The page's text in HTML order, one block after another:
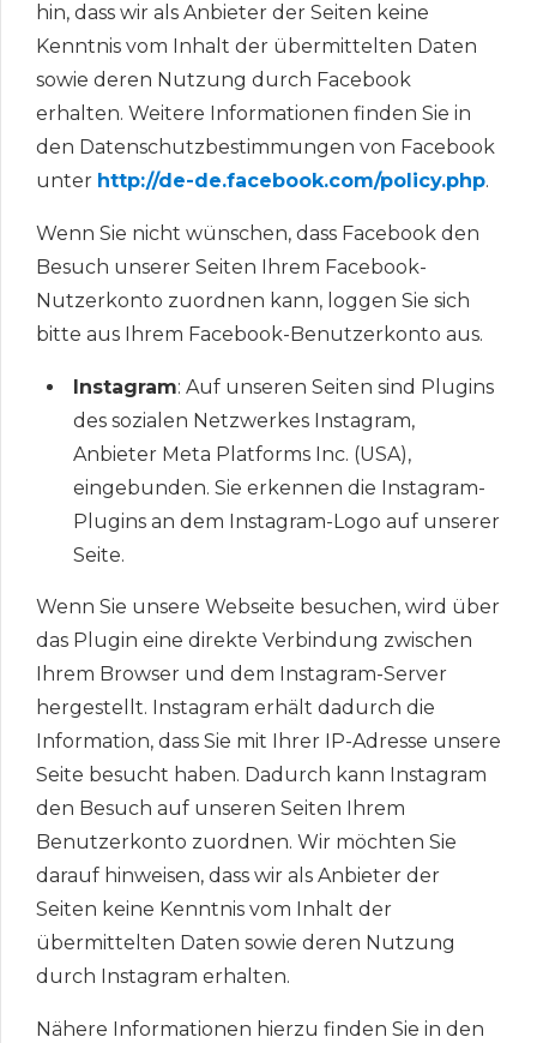
hin, dass wir als Anbieter der Seiten keine
Kenntnis vom Inhalt der übermittelten Daten
sowie deren Nutzung durch Facebook
erhalten. Weitere Informationen finden Sie in
den Datenschutzbestimmungen von Facebook
unter http://de-de.facebook.com/policy.php.
Wenn Sie nicht wünschen, dass Facebook den
Besuch unserer Seiten Ihrem Facebook-
Nutzerkonto zuordnen kann, loggen Sie sich
bitte aus Ihrem Facebook-Benutzerkonto aus.
Instagram: Auf unseren Seiten sind Plugins
des sozialen Netzwerkes Instagram,
Anbieter Meta Platforms Inc. (USA),
eingebunden. Sie erkennen die Instagram-
Plugins an dem Instagram-Logo auf unserer
Seite.
Wenn Sie unsere Webseite besuchen, wird über
das Plugin eine direkte Verbindung zwischen
Ihrem Browser und dem Instagram-Server
hergestellt. Instagram erhält dadurch die
Information, dass Sie mit Ihrer IP-Adresse unsere
Seite besucht haben. Dadurch kann Instagram
den Besuch auf unseren Seiten Ihrem
Benutzerkonto zuordnen. Wir möchten Sie
darauf hinweisen, dass wir als Anbieter der
Seiten keine Kenntnis vom Inhalt der
übermittelten Daten sowie deren Nutzung
durch Instagram erhalten.
Nähere Informationen hierzu finden Sie in den